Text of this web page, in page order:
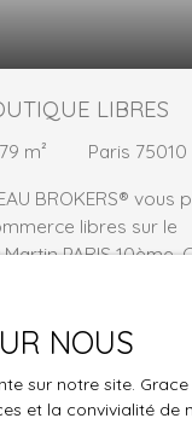
LIBRES
79 m²
Paris 75010
BROKERS® vous
libres sur le
PARIS 10ème.
Mensuel soit 29
les parties
NOUS
sur notre site.
et la convivialité de